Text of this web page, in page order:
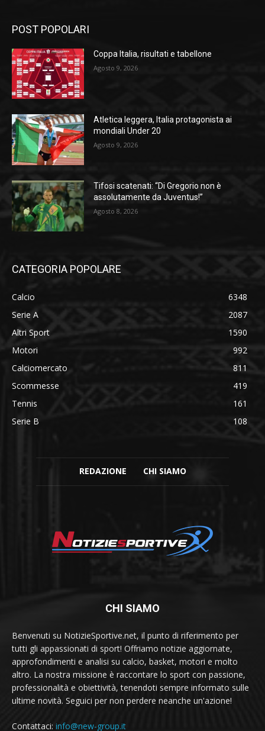
POST POPOLARI
Coppa Italia, risultati e tabellone
Agosto 9, 2026
Atletica leggera, Italia protagonista ai
mondiali Under 20
Agosto 9, 2026
Tifosi scatenati: “Di Gregorio non è
assolutamente da Juventus!”
Agosto 8, 2026
CATEGORIA POPOLARE
Calcio
6348
Serie A
2087
Altri Sport
1590
Motori
992
Calciomercato
811
Scommesse
419
Tennis
161
Serie B
108
REDAZIONE CHI SIAMO
CHI SIAMO
Benvenuti su NotizieSportive.net, il punto di riferimento per
tutti gli appassionati di sport! Offriamo notizie aggiornate,
approfondimenti e analisi su calcio, basket, motori e molto
altro. La nostra missione è raccontare lo sport con passione,
professionalità e obiettività, tenendoti sempre informato sulle
ultime novità. Seguici per non perdere neanche un'azione!
Contattaci: info@new-group.it